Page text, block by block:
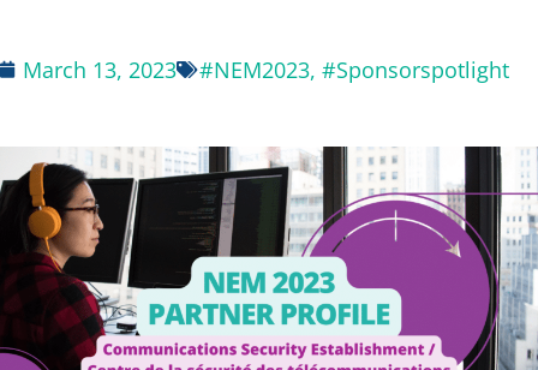
March 13, 2023 #NEM2023, #Sponsorspotlight